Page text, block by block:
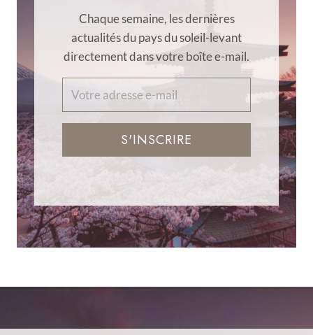
Chaque semaine, les dernières
actualités du pays du soleil-levant
directement dans votre boîte e-mail.
S'INSCRIRE